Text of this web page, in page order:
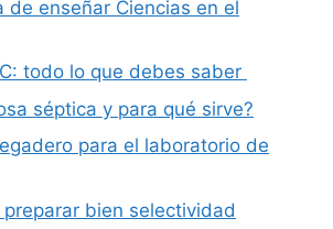
de enseñar Ciencias en el
todo lo que debes saber
séptica y para qué sirve?
para el laboratorio de
bien selectividad